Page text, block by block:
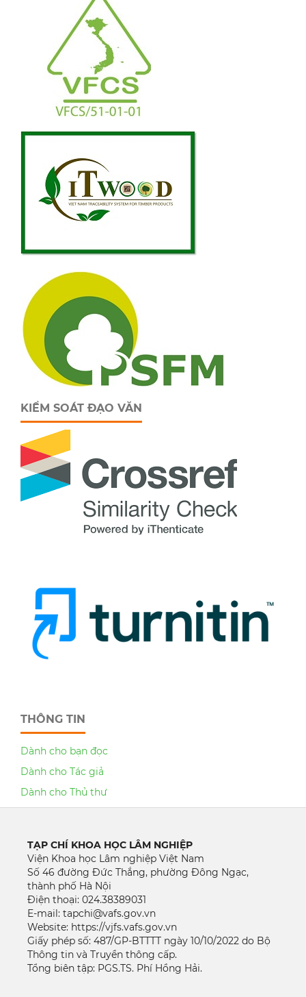
KIỂM SOÁT ĐẠO VĂN
THÔNG TIN
Dành cho bạn đọc
Dành cho Tác giả
Dành cho Thủ thư
TẠP CHÍ KHOA HỌC LÂM NGHIỆP
Viện Khoa học Lâm nghiệp Việt Nam
Số 46 đường Đức Thắng, phường Đông Ngạc,
thành phố Hà Nội
Điện thoại: 024.38389031
E-mail: tapchi@vafs.gov.vn
Website: https://vjfs.vafs.gov.vn
Giấy phép số: 487/GP-BTTTT ngày 10/10/2022 do Bộ
Thông tin và Truyền thông cấp.
Tổng biên tập: PGS.TS. Phí Hồng Hải.